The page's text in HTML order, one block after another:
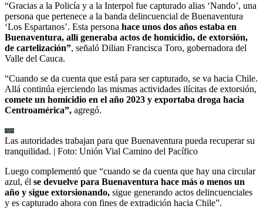
“Gracias a la Policía y a la Interpol fue capturado alias ‘Nando’, una
persona que pertenece a la banda delincuencial de Buenaventura
‘Los Espartanos’. Esta persona hace unos dos años estaba en
Buenaventura, allí generaba actos de homicidio, de extorsión,
de cartelización”, señaló Dilian Francisca Toro, gobernadora del
Valle del Cauca.
“Cuando se da cuenta que está para ser capturado, se va hacia Chile.
Allá continúa ejerciendo las mismas actividades ilícitas de extorsión,
comete un homicidio en el año 2023 y exportaba droga hacia
Centroamérica”, agregó.
Las autoridades trabajan para que Buenaventura pueda recuperar su
tranquilidad. | Foto: Unión Vial Camino del Pacífico
Luego complementó que “cuando se da cuenta que hay una circular
azul, él se devuelve para Buenaventura hace más o menos un
año y sigue extorsionando, sigue generando actos delincuenciales
y es capturado ahora con fines de extradición hacia Chile”.